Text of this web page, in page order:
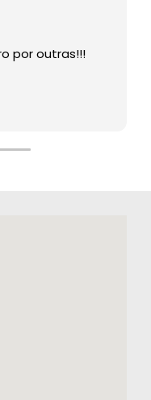
muito. Espero por outras!!!